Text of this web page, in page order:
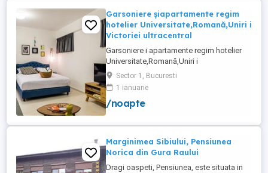
Garsoniere șiapartamente regim
hotelier Universitate,Romană,Uniri i
Victoriei ultracentral
Garsoniere i apartamente regim hotelier
Universitate,Romană,Uniri i
Victoriei,renovate recent i utilate complet.
Preț: De la 120-200 lei pentru 3 ore Preț
garsoniere 120-200 lei pentru noapte Preț
apartamente 200-300 lei pentru noapte
Sector 1, Bucuresti
1 ianuarie
/noapte
Marginimea Sibiului, Pensiunea
Norica din Gura Raului
Dragi oaspeti, Pensiunea, este situata in